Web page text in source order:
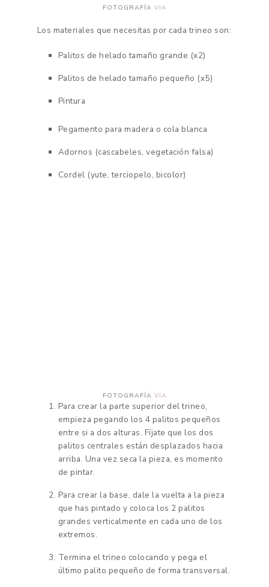
FOTOGRAFÍA VIA
Los materiales que necesitas por cada trineo son:
Palitos de helado tamaño grande (x2)
Palitos de helado tamaño pequeño (x5)
Pintura
Pegamento para madera o cola blanca
Adornos (cascabeles, vegetación falsa)
Cordel (yute, terciopelo, bicolor)
FOTOGRAFÍA VIA
Para crear la parte superior del trineo,
empieza pegando los 4 palitos pequeños
entre si a dos alturas. Fíjate que los dos
palitos centrales están desplazados hacia
arriba. Una vez seca la pieza, es momento
de pintar.
Para crear la base, dale la vuelta a la pieza
que has pintado y coloca los 2 palitos
grandes verticalmente en cada uno de los
extremos.
Termina el trineo colocando y pega el
último palito pequeño de forma transversal.